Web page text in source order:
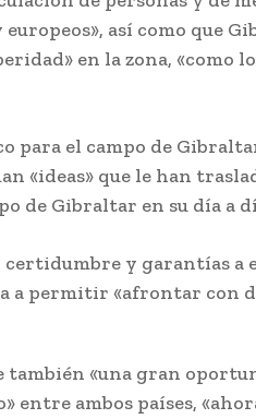
así como que
en la zona,
para el campo de
«ideas» que le han
de Gibraltar en su día a
y garantías
a permitir «afrontar
también «una gran
ambos países,